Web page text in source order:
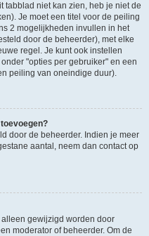
tabblad niet kan zien, heb je niet de
Je moet een titel voor de peiling
2 mogelijkheden invullen in het
door de beheerder), met elke
regel. Je kunt ook instellen
"opties per gebruiker" en een
peiling van oneindige duur).
door de beheerder. Indien je meer
aantal, neem dan contact op
gewijzigd worden door
moderator of beheerder. Om de